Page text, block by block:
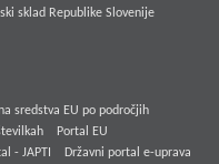
sklad Republike Slovenije
sredstva EU po področjih
Portal EU
- JAPTI
Državni portal e-uprava